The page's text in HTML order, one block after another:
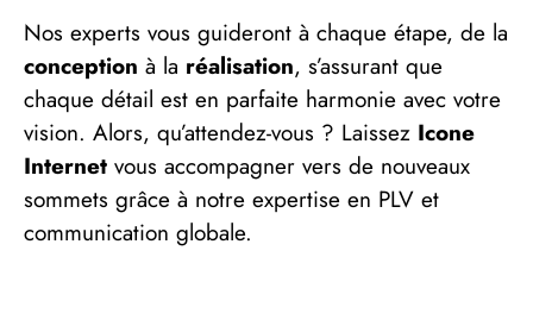
Nos experts vous guideront à chaque étape, de la
conception à la réalisation, s’assurant que
chaque détail est en parfaite harmonie avec votre
vision. Alors, qu’attendez-vous ? Laissez Icone
Internet vous accompagner vers de nouveaux
sommets grâce à notre expertise en PLV et
communication globale.